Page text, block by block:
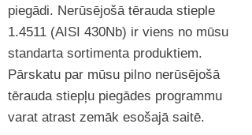
piegādi. Nerūsējošā tērauda stieple
1.4511 (AISI 430Nb) ir viens no mūsu
standarta sortimenta produktiem.
Pārskatu par mūsu pilno nerūsējošā
tērauda stiepļu piegādes programmu
varat atrast zemāk esošajā saitē.